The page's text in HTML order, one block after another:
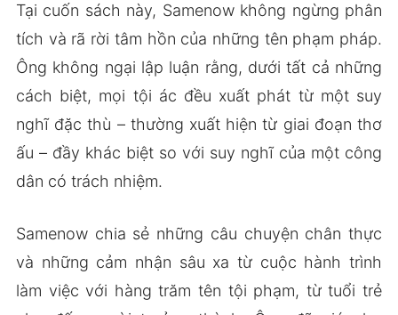
Tại cuốn sách này, Samenow không ngừng phân
tích và rã rời tâm hồn của những tên phạm pháp.
Ông không ngại lập luận rằng, dưới tất cả những
cách biệt, mọi tội ác đều xuất phát từ một suy
nghĩ đặc thù – thường xuất hiện từ giai đoạn thơ
ấu – đầy khác biệt so với suy nghĩ của một công
dân có trách nhiệm.
Samenow chia sẻ những câu chuyện chân thực
và những cảm nhận sâu xa từ cuộc hành trình
làm việc với hàng trăm tên tội phạm, từ tuổi trẻ